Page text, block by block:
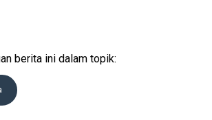
berita ini dalam topik: